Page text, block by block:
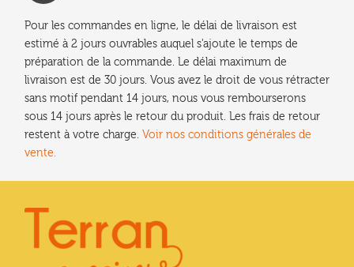
Pour les commandes en ligne, le délai de livraison est
estimé à 2 jours ouvrables auquel s'ajoute le temps de
préparation de la commande. Le délai maximum de
livraison est de 30 jours. Vous avez le droit de vous rétracter
sans motif pendant 14 jours, nous vous rembourserons
sous 14 jours après le retour du produit. Les frais de retour
restent à votre charge. Voir nos conditions générales de
vente.